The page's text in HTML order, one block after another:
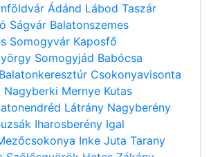
Ádánd Lábod Taszár
Ságvár Balatonszemes
Somogyvár Kaposfő
Somogyjád Babócsa
Balatonkeresztúr Csokonyavisonta
Nagyberki Mernye Kutas
Látrány Nagyberény
Iharosberény Igal
Inke Juta Tarany